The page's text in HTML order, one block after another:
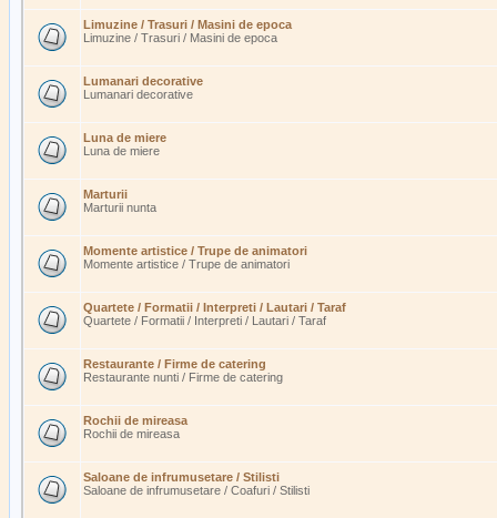
Limuzine / Trasuri / Masini de epoca
Limuzine / Trasuri / Masini de epoca
Lumanari decorative
Lumanari decorative
Luna de miere
Luna de miere
Marturii
Marturii nunta
Momente artistice / Trupe de animatori
Momente artistice / Trupe de animatori
Quartete / Formatii / Interpreti / Lautari / Taraf
Quartete / Formatii / Interpreti / Lautari / Taraf
Restaurante / Firme de catering
Restaurante nunti / Firme de catering
Rochii de mireasa
Rochii de mireasa
Saloane de infrumusetare / Stilisti
Saloane de infrumusetare / Coafuri / Stilisti